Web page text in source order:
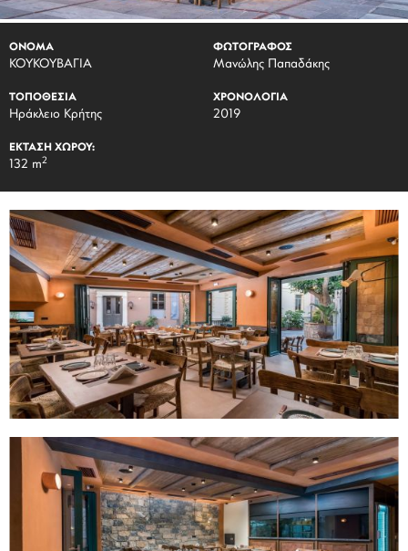
ΟΝΟΜΑ
ΚΟΥΚΟΥΒΑΓΙΑ
ΦΩΤΟΓΡΑΦΟΣ
Μανώλης Παπαδάκης
ΤΟΠΟΘΕΣΙΑ
Ηράκλειο Κρήτης
ΧΡΟΝΟΛΟΓΙΑ
2019
ΕΚΤΑΣΗ ΧΩΡΟΥ:
132 m2